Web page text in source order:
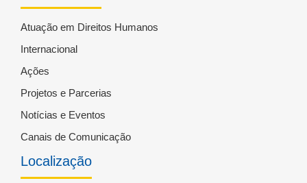
Atuação em Direitos Humanos
Internacional
Ações
Projetos e Parcerias
Notícias e Eventos
Canais de Comunicação
Localização